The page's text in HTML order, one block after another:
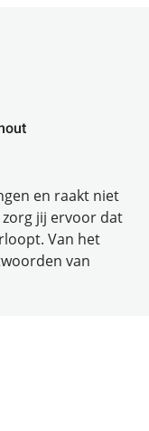
en raakt niet
zorg jij ervoor dat
Van het
van